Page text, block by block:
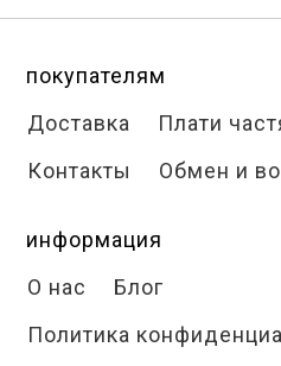
покупателям
Доставка
Плати
Контакты
Обмен и
информация
О нас
Блог
Политика